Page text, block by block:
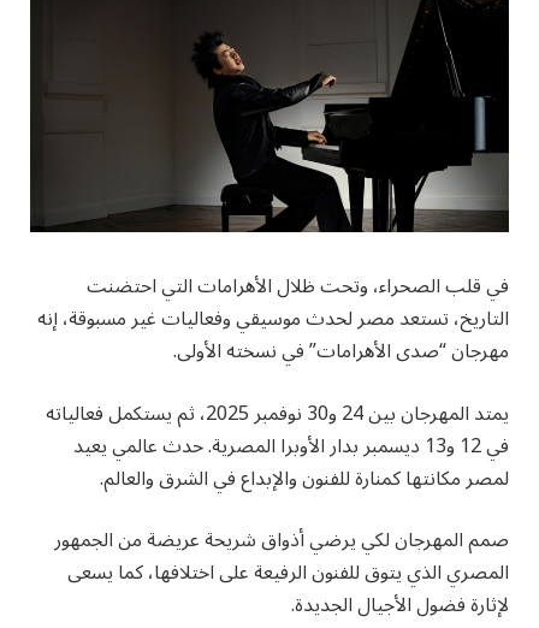
في قلب الصحراء، وتحت ظلال الأهرامات التي احتضنت
التاريخ، تستعد مصر لحدث موسيقي وفعاليات غير مسبوقة، إنه
مهرجان “صدى الأهرامات” في نسخته الأولى.
يمتد المهرجان بين 24 و30 نوفمبر 2025، ثم يستكمل فعالياته
في 12 و13 ديسمبر بدار الأوبرا المصرية. حدث عالمي يعيد
لمصر مكانتها كمنارة للفنون والإبداع في الشرق والعالم.
صمم المهرجان لكي يرضي أذواق شريحة عريضة من الجمهور
المصري الذي يتوق للفنون الرفيعة على اختلافها، كما يسعى
لإثارة فضول الأجيال الجديدة.